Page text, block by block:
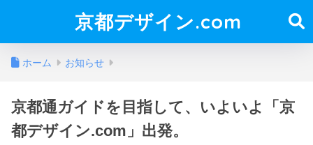
京都デザイン.com
ホーム お知らせ
京都通ガイドを目指して、いよいよ「京
都デザイン.com」出発。